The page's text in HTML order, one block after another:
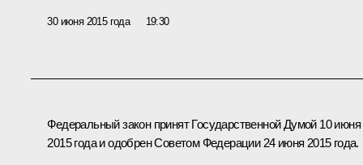
30 июня 2015 года 19:30
Федеральный закон принят Государственной Думой 10 июня
2015 года и одобрен Советом Федерации 24 июня 2015 года.